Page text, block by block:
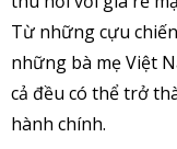
Từ những cựu
những bà mẹ Việt
cả đều có thể trở
hành chính.